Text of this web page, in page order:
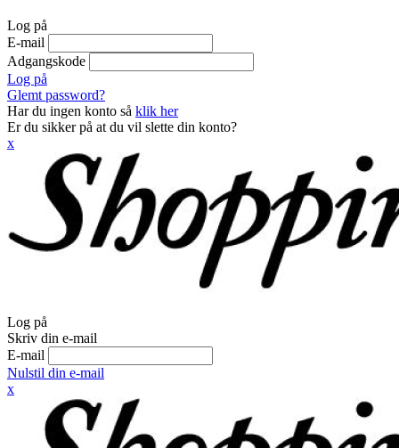
Log på
E-mail
Adgangskode
Log på
Glemt password?
Har du ingen konto så klik her
Er du sikker på at du vil slette din konto?
x
Log på
Skriv din e-mail
E-mail
Nulstil din e-mail
x